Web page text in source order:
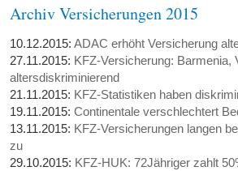
Archiv Versicherungen 2015
10.12.2015:ADAC erhöht Versicherung
27.11.2015: KFZ-Versicherung: Barmenia,
altersdiskriminierend
21.11.2015: KFZ-Statistiken haben
19.11.2015:Continentale verschlechtert
13.11.2015: KFZ-Versicherungen langen
zu
29.10.2015: KFZ-HUK: 72Jähriger zahlt